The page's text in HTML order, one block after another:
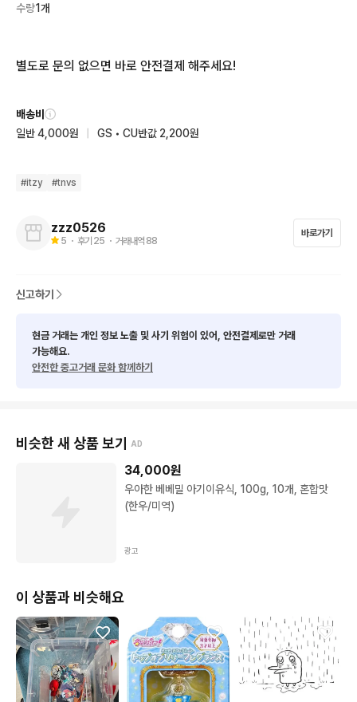
수량1개
별도로 문의 없으면 바로 안전결제 해주세요!
배송비
일반 4,000원
GS • CU반값 2,200원
#itzy #tnvs
zzz0526
5 ・ 후기 25 ・ 거래내역 88
바로가기
신고하기
현금 거래는 개인 정보 노출 및 사기 위험이 있어, 안전결제로만 거래
가능해요.
안전한 중고거래 문화 함께하기
비슷한 새 상품 보기 AD
34,000원
우아한 베베밀 아기이유식, 100g, 10개, 혼합맛
(한우/미역)
광고
이 상품과 비슷해요